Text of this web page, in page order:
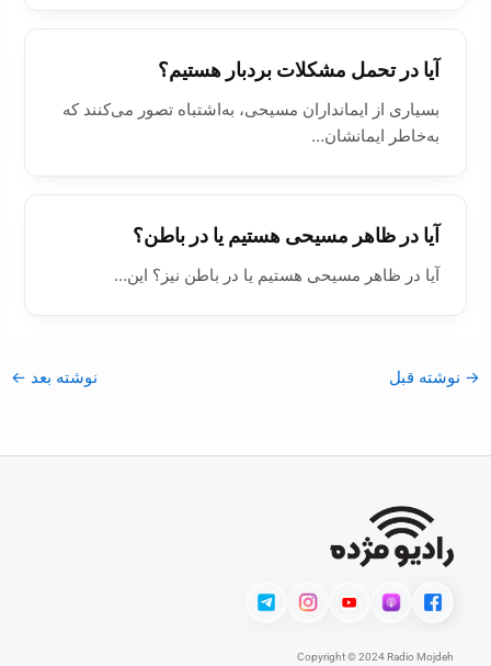
آیا در تحمل مشکلات بردبار هستیم؟
بسیاری از ایمانداران مسیحی، به‌اشتباه تصور می‌کنند که
به‌خاطر ایمانشان…
آیا در ظاهر مسیحی هستیم یا در باطن؟
آیا در ظاهر مسیحی هستیم یا در باطن نیز؟ این…
→ نوشته قبل نوشته بعد ←
Copyright © 2024 Radio Mojdeh